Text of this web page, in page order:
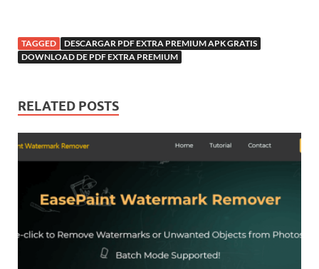
TAGGED
DESCARGAR PDF EXTRA PREMIUM APK GRATIS
DOWNLOAD DE PDF EXTRA PREMIUM
RELATED POSTS